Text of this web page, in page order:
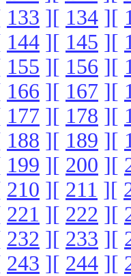
133 ][ 134 ][
144 ][ 145 ][
155 ][ 156 ][
166 ][ 167 ][
177 ][ 178 ][
188 ][ 189 ][
199 ][ 200 ][
210 ][ 211 ][
221 ][ 222 ][
232 ][ 233 ][
243 ][ 244 ][